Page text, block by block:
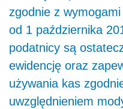
zgodnie z
od 1 października
podatnicy są
ewidencję oraz
używania kas
uwzględnieniem